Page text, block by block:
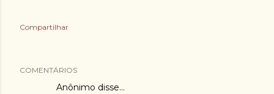
Compartilhar
COMENTÁRIOS
Anônimo disse…